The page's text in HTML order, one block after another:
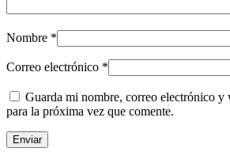
Nombre *
Correo electrónico *
Guarda mi nombre, correo electrónico y
para la próxima vez que comente.